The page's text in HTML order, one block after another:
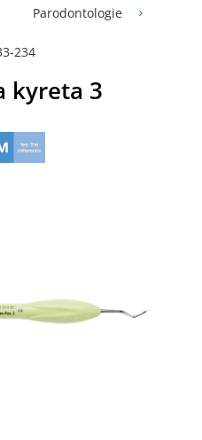
Parodontologie
234
kyreta 3